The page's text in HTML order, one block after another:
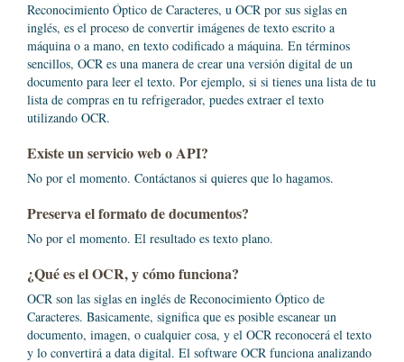
Reconocimiento Óptico de Caracteres, u OCR por sus siglas en
inglés, es el proceso de convertir imágenes de texto escrito a
máquina o a mano, en texto codificado a máquina. En términos
sencillos, OCR es una manera de crear una versión digital de un
documento para leer el texto. Por ejemplo, si si tienes una lista de tu
lista de compras en tu refrigerador, puedes extraer el texto
utilizando OCR.
Existe un servicio web o API?
No por el momento. Contáctanos si quieres que lo hagamos.
Preserva el formato de documentos?
No por el momento. El resultado es texto plano.
¿Qué es el OCR, y cómo funciona?
OCR son las siglas en inglés de Reconocimiento Óptico de
Caracteres. Basicamente, significa que es posible escanear un
documento, imagen, o cualquier cosa, y el OCR reconocerá el texto
y lo convertirá a data digital. El software OCR funciona analizando